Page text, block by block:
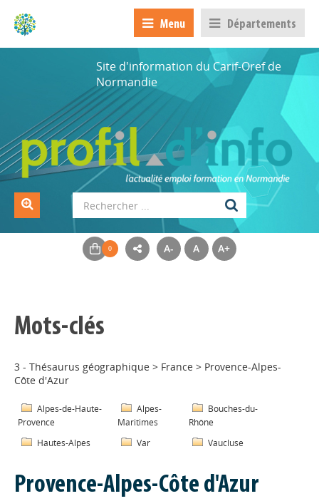
Menu Départements
Site d'information du Carif-Oref de
Normandie
A- A A+
Mots-clés
3 - Thésaurus géographique > France > Provence-Alpes-
Côte d'Azur
Alpes-de-Haute-
Provence
Alpes-
Maritimes
Bouches-du-
Rhône
Hautes-Alpes
Var Vaucluse
Provence-Alpes-Côte d'Azur